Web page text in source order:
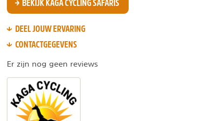
BEKIJK KAGA CYCLING SAFARIS
DEEL JOUW ERVARING
CONTACTGEGEVENS
Er zijn nog geen reviews